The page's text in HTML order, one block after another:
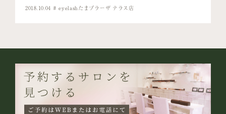
2018.10.04 eyelash たまプラーザ テラス店